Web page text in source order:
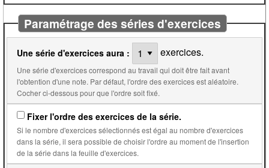
Paramétrage des séries d'exercices
Une série d'exercices aura : exercices.
Une série d'exercices correspond au travail qui doit être fait avant
l'obtention d'une note. Par défaut, l'ordre des exercices est aléatoire.
Cocher ci-dessous pour que l'ordre soit fixé.
Fixer l'ordre des exercices de la série.
Si le nombre d'exercices sélectionnés est égal au nombre d'exercices
dans la série, il sera possible de choisir l'ordre au moment de l'insertion
de la série dans la feuille d'exercices.